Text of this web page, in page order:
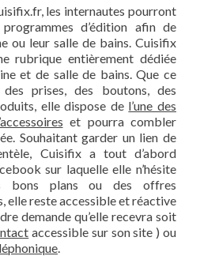
les internautes pourront
d’édition afin de
ou leur salle de bains. Cuisifix
rubrique entièrement dédiée
et de salle de bains. Que ce
prises, des boutons, des
elle dispose de l’une des
et pourra combler
Souhaitant garder un lien de
Cuisifix a tout d’abord
sur laquelle elle n’hésite
bons plans ou des offres
elle reste accessible et réactive
demande qu’elle recevra soit
accessible sur son site ) ou
.